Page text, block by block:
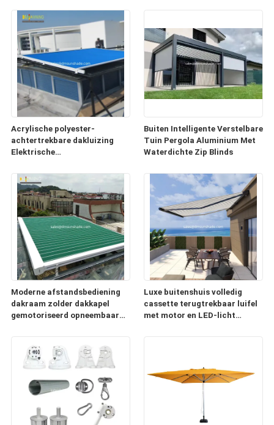
Acrylische polyester-
achtertrekbare dakluizing
Elektrische
Buiten Intelligente Verstelbare
Tuin Pergola Aluminium Met
Waterdichte Zip Blinds
Moderne afstandsbediening
dakraam zolder dakkapel
gemotoriseerd opneembaar
Luxe buitenshuis volledig
cassette terugtrekbaar luifel
met motor en LED-licht